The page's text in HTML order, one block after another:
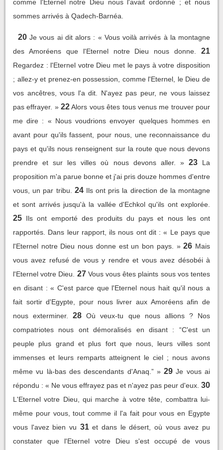
comme l'Eternel notre Dieu nous l'avait ordonné ; et nous
sommes arrivés à Qadech-Barnéa.
20 Je vous ai dit alors : « Vous voilà arrivés à la montagne
des Amoréens que l'Eternel notre Dieu nous donne.
21
Regardez : l'Eternel votre Dieu met le pays à votre disposition
; allez-y et prenez-en possession, comme l'Eternel, le Dieu de
vos ancêtres, vous l'a dit. N'ayez pas peur, ne vous laissez
pas effrayer. » 22 Alors vous êtes tous venus me trouver pour
me dire : « Nous voudrions envoyer quelques hommes en
avant pour qu'ils fassent, pour nous, une reconnaissance du
pays et qu'ils nous renseignent sur la route que nous devons
prendre et sur les villes où nous devons aller. » 23
La
proposition m'a parue bonne et j'ai pris douze hommes d'entre
vous, un par tribu.
24 Ils ont pris la direction de la montagne
et sont arrivés jusqu'à la vallée d'Echkol qu'ils ont explorée.
25 Ils ont emporté des produits du pays et nous les ont
rapportés. Dans leur rapport, ils nous ont dit : « Le pays que
l'Eternel notre Dieu nous donne est un bon pays. » 26 Mais
vous avez refusé de vous y rendre et vous avez désobéi à
l'Eternel votre Dieu.
27 Vous vous êtes plaints sous vos tentes
en disant : « C'est parce que l'Eternel nous hait qu'il nous a
fait sortir d'Egypte, pour nous livrer aux Amoréens afin de
nous exterminer.
28 Où veux-tu que nous allions ? Nos
compatriotes nous ont démoralisés en disant : “C'est un
peuple plus grand et plus fort que nous, leurs villes sont
immenses et leurs remparts atteignent le ciel ; nous avons
même vu là-bas des descendants d'Anaq.” » 29 Je vous ai
répondu : « Ne vous effrayez pas et n'ayez pas peur d'eux. 30
L'Eternel votre Dieu, qui marche à votre tête, combattra lui-
même pour vous, tout comme il l'a fait pour vous en Egypte
vous l'avez bien vu 31 et dans le désert, où vous avez pu
constater que l'Eternel votre Dieu s'est occupé de vous